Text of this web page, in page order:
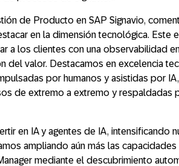
de Producto en SAP Signavio,
en la dimensión tecnológica. Este
a los clientes con una observabilidad
del valor. Destacamos en excelencia
por humanos y asistidas por
de extremo a extremo y respaldadas
en IA y agentes de IA, intensificando
ampliando aún más las
mediante el descubrimiento